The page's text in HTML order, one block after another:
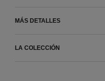
MÁS DETALLES
LA COLECCIÓN